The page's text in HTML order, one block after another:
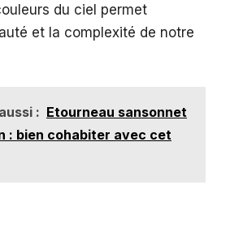
du ciel permet
et la complexité de notre
: Etourneau sansonnet
: bien cohabiter avec cet